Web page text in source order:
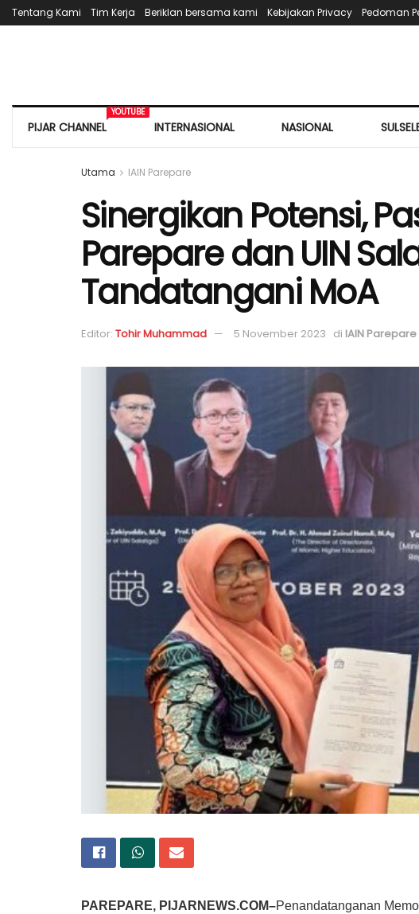
Tentang Kami Tim Kerja Beriklan bersama kami Kebijakan Privacy Pedoman
PIJAR CHANNEL
YOUTUBE
INTERNASIONAL NASIONAL
Utama IAIN Parepare
Sinergikan Potensi,
Parepare dan UIN
Tandatangani MoA
Editor: Tohir Muhammad 5 November 2023 di IAIN Parepare
PAREPARE, PIJARNEWS.COM–Penandatanganan